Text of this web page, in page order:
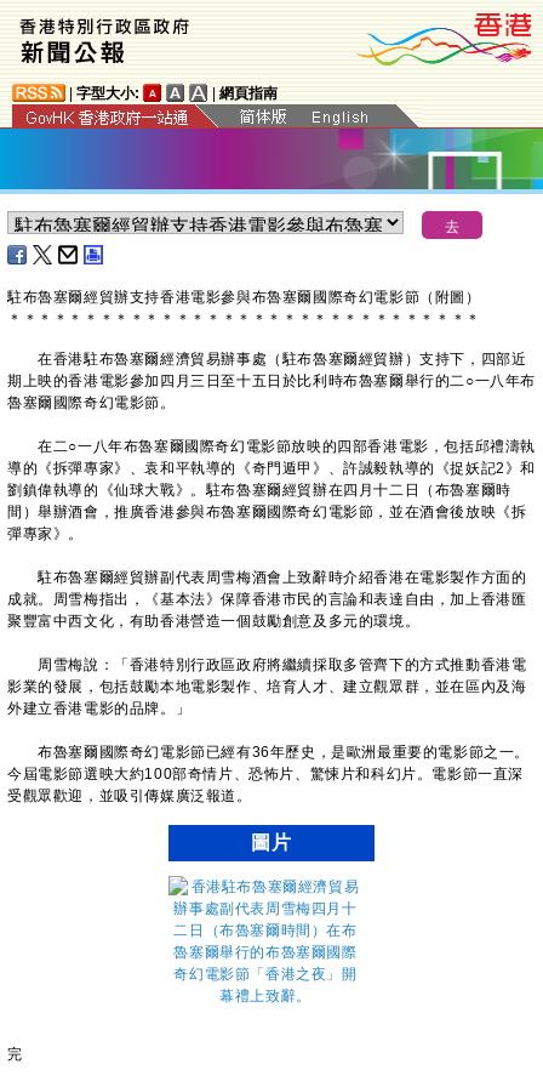
字型大小: 網頁指南
駐布魯塞爾經貿辦支持香港電影參與布魯塞爾國際奇幻電影節（附圖）
＊ ＊ ＊ ＊ ＊ ＊ ＊ ＊ ＊ ＊ ＊ ＊ ＊ ＊ ＊ ＊ ＊ ＊ ＊ ＊ ＊ ＊ ＊ ＊ ＊ ＊ ＊ ＊ ＊ ＊ ＊
在香港駐布魯塞爾經濟貿易辦事處（駐布魯塞爾經貿辦）支持下，四部近
期上映的香港電影參加四月三日至十五日於比利時布魯塞爾舉行的二○一八年布
魯塞爾國際奇幻電影節。
在二○一八年布魯塞爾國際奇幻電影節放映的四部香港電影，包括邱禮濤執
導的《拆彈專家》、袁和平執導的《奇門遁甲》、許誠毅執導的《捉妖記2》和
劉鎮偉執導的《仙球大戰》。駐布魯塞爾經貿辦在四月十二日（布魯塞爾時
間）舉辦酒會，推廣香港參與布魯塞爾國際奇幻電影節，並在酒會後放映《拆
彈專家》。
駐布魯塞爾經貿辦副代表周雪梅酒會上致辭時介紹香港在電影製作方面的
成就。周雪梅指出，《基本法》保障香港市民的言論和表達自由，加上香港匯
聚豐富中西文化，有助香港營造一個鼓勵創意及多元的環境。
周雪梅說：「香港特別行政區政府將繼續採取多管齊下的方式推動香港電
影業的發展，包括鼓勵本地電影製作、培育人才、建立觀眾群，並在區內及海
外建立香港電影的品牌。」
布魯塞爾國際奇幻電影節已經有36年歷史，是歐洲最重要的電影節之一。
今屆電影節選映大約100部奇情片、恐怖片、驚悚片和科幻片。電影節一直深
受觀眾歡迎，並吸引傳媒廣泛報道。
圖片
完